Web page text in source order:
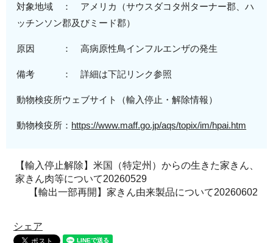
対象地域 ： アメリカ（サウスダコタ州ターナー郡、ハ
ッチンソン郡及びミード郡）
原因 ：高病原性鳥インフルエンザの発生
備考 ： 詳細は下記リンク参照
動物検疫所ウェブサイト（輸入停止・解除情報）
動物検疫所： https://www.maff.go.jp/aqs/topix/im/hpai.htm
【輸入停止解除】米国（特定州）からの生きた家きん、
家きん肉等について20260529
【輸出一部再開】家きん由来製品について20260602
シェア